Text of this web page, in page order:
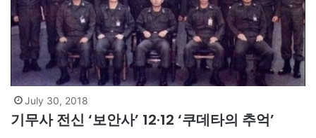
July 30, 2018
기무사 전신 ‘보안사’ 12·12 ‘쿠데타의 추억’